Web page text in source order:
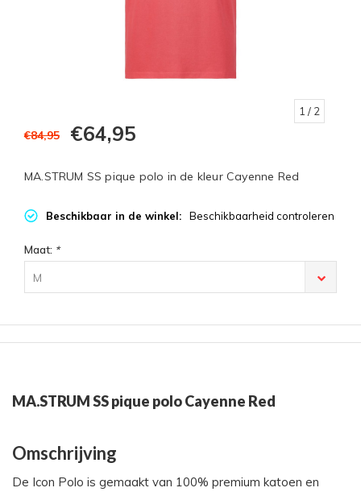
1 / 2
€84,95 €64,95
MA.STRUM SS pique polo in de kleur Cayenne Red
Beschikbaar in de winkel: Beschikbaarheid controleren
Maat: *
M
MA.STRUM SS pique polo Cayenne Red
Omschrijving
De Icon Polo is gemaakt van 100% premium katoen en